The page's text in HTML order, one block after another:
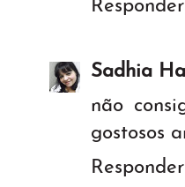
Responder
Sadhia
não
gostosos
Responder